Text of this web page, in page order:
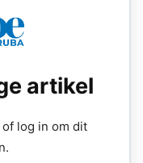
artikel
of log in om dit